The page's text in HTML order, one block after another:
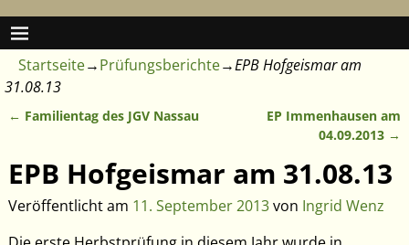
Startseite→Prüfungsberichte→EPB Hofgeismar am
31.08.13
← Familientag des JGV Nassau
EP Immenhausen am
04.09.2013 →
EPB Hofgeismar am 31.08.13
Veröffentlicht am 11. September 2013von Ingrid Wenz